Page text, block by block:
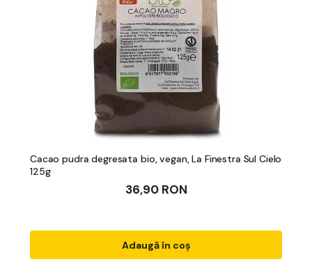
Cacao pudra degresata bio, vegan, La Finestra Sul Cielo
125g
36,90 RON
Adaugă în coș